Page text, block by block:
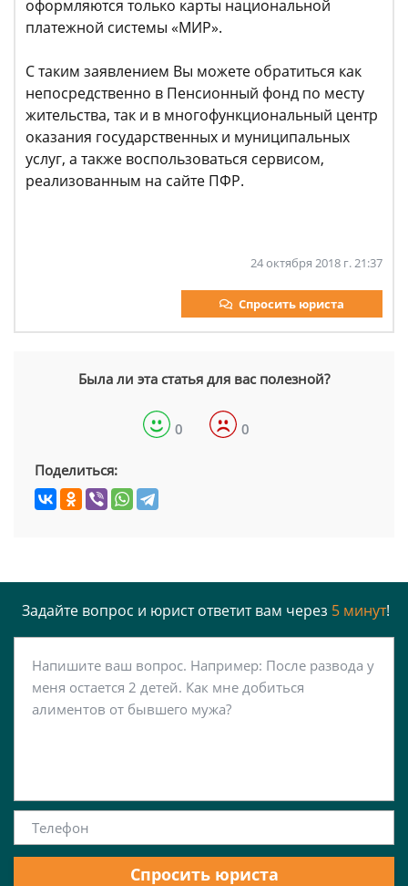
оформляются только карты национальной
платежной системы «МИР».
С таким заявлением Вы можете обратиться как
непосредственно в Пенсионный фонд по месту
жительства, так и в многофункциональный центр
оказания государственных и муниципальных
услуг, а также воспользоваться сервисом,
реализованным на сайте ПФР.
24 октября 2018 г. 21:37
Спросить юриста
Была ли эта статья для вас полезной?
0 0
Поделиться:
Задайте вопрос и юрист ответит вам через 5 минут!
Спросить юриста